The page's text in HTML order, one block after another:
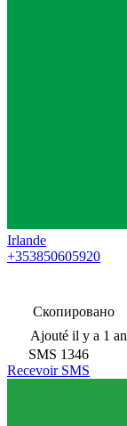
Irlande
+353850605920
Скопировано
Ajouté il y a 1 an
SMS 1346
Recevoir SMS